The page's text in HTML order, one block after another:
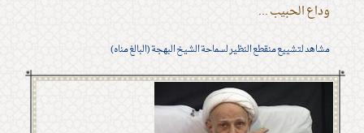
وداع الحبيب ...
مشاهد لتشييع منقطع النظير لسماحة الشيخ البهجة (البالغ مناه)